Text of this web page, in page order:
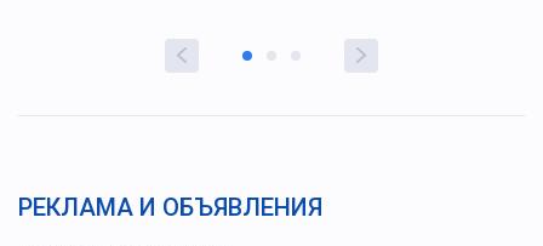
РЕКЛАМА И ОБЪЯВЛЕНИЯ